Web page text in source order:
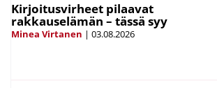
Kirjoitusvirheet pilaavat
rakkauselämän – tässä syy
Minea Virtanen | 03.08.2026